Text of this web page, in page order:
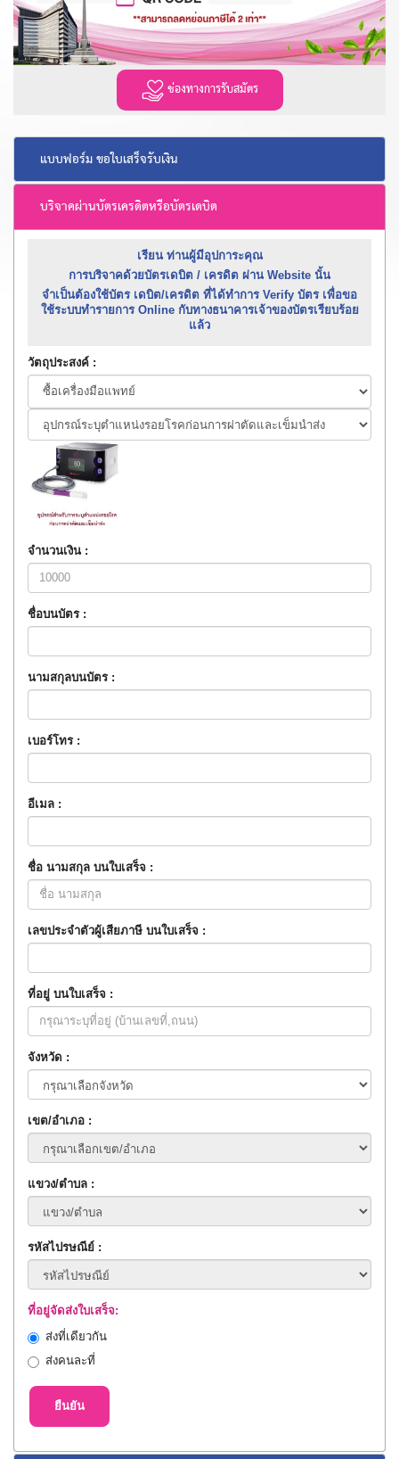
ช่องทางการรับสมัตร
แบบฟอร์ม ขอใบเสร็จรับเงิน
บริจาคผ่านบัตรเครดิตหรือบัตรเดบิต
เรียน ท่านผู้มีอุปการะคุณ
การบริจาคด้วยบัตรเดบิต / เครดิต ผ่าน Website นั้น
จำเป็นต้องใช้บัตร เดบิต/เครดิต ที่ได้ทำการ Verify บัตร เพื่อขอ
ใช้ระบบทำรายการ Online กับทางธนาคารเจ้าของบัตรเรียบร้อย
แล้ว
วัตถุประสงค์ :
จำนวนเงิน :
ชื่อบนบัตร :
นามสกุลบนบัตร :
เบอร์โทร :
อีเมล :
ชื่อ นามสกุล บนใบเสร็จ :
เลขประจำตัวผู้เสียภาษี บนใบเสร็จ :
ที่อยู่ บนใบเสร็จ :
จังหวัด :
เขต/อำเภอ :
แขวง/ตำบล :
รหัสไปรษณีย์ :
ที่อยู่จัดส่งใบเสร็จ:
ส่งที่เดียวกัน
ส่งคนละที่
ยืนยัน